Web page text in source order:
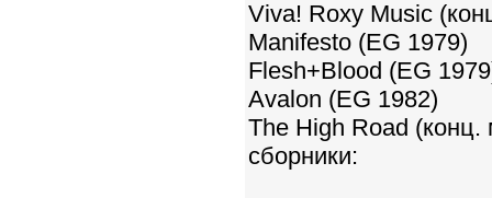
Viva! Roxy Music
Manifesto (EG 1979)
Flesh+Blood (EG
Avalon (EG 1982)
The High Road
сборники: